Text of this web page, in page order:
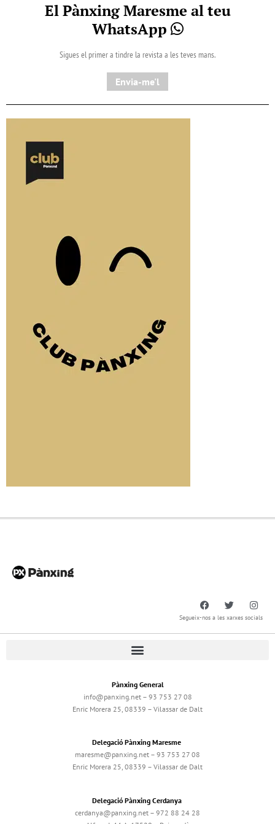
El Pànxing Maresme al teu
WhatsApp
Sigues el primer a tindre la revista a les teves mans.
Envia-me'l
Segueix-nos a les xarxes socials
Pànxing General
info@panxing.net – 93 753 27 08
Enric Morera 25, 08339 – Vilassar de Dalt
Delegació Pànxing Maresme
maresme@panxing.net – 93 753 27 08
Enric Morera 25, 08339 – Vilassar de Dalt
Delegació Pànxing Cerdanya
cerdanya@panxing.net – 972 88 24 28